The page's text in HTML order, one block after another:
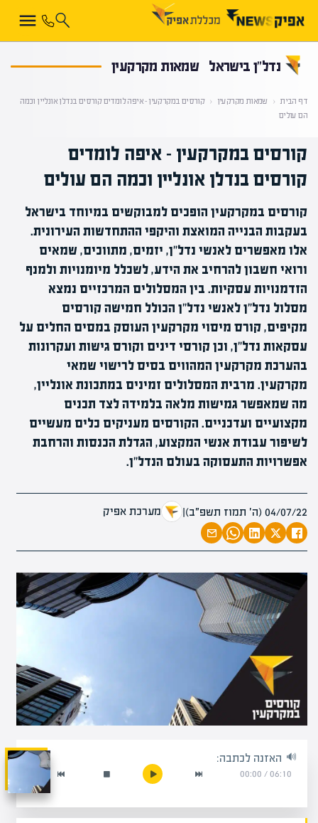
נדל”ן בישראל שמאות מקרקעין
דף הבית ‹ שמאות מקרקעין ‹ קורסים במקרקעין – איפה לומדים קורסים בנדלן אונליין וכמה
הם עולים
קורסים במקרקעין – איפה לומדים
קורסים בנדלן אונליין וכמה הם עולים
קורסים במקרקעין הופכים למבוקשים במיוחד בישראל
בעקבות הבנייה המואצת והיקפי ההתחדשות העירונית.
אלו מאפשרים לאנשי נדל"ן, יזמים, מתווכים, שמאים
ורואי חשבון להרחיב את הידע, לשכלל מיומנויות ולמנף
הזדמנויות עסקיות. בין המסלולים המרכזיים נמצא
מסלול נדל"ן לאנשי נדל"ן הכולל חמישה קורסים
מקיפים, קורס מיסוי מקרקעין העוסק במסים החלים על
עסקאות נדל"ן, וכן קורסי דינים וקורס גישות ועקרונות
בהערכת מקרקעין המהווים בסיס לרישוי שמאי
מקרקעין. מרבית המסלולים זמינים במתכונת אונליין,
מה שמאפשר גמישות מלאה בלמידה לצד תכנים
מקצועיים ועדכניים. הקורסים מעניקים כלים מעשיים
לשיפור עבודת אנשי המקצוע, הגדלת הכנסות והרחבת
אפשרויות התעסוקה בעולם הנדל"ן.
04/07/22 (ה׳ תמוז תשפ״ב) | מערכת אפיק
האזנה לכתבה:
06:10
/
00:00